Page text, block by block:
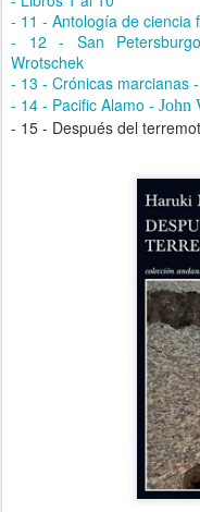
- 11 - Antología de ciencia
- 12 - San
Wrotschek
- 13 - Crónicas marcianas
- 14 - Pacific Alamo - John
- 15 - Después del